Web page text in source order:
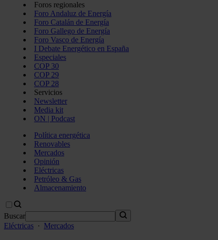
Foros regionales
Foro Andaluz de Energía
Foro Catalán de Energía
Foro Gallego de Energía
Foro Vasco de Energía
I Debate Energético en España
Especiales
COP 30
COP 29
COP 28
Servicios
Newsletter
Media kit
ON | Podcast
Política energética
Renovables
Mercados
Opinión
Eléctricas
Petróleo & Gas
Almacenamiento
Buscar
Eléctricas · Mercados